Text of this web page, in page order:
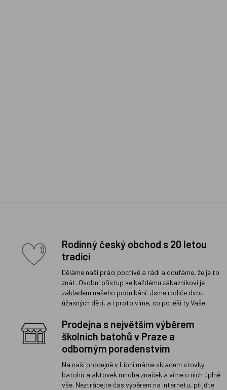
Rodinný český obchod s 20 letou
tradicí
Děláme naši práci poctivě a rádi a doufáme, že je to
znát. Osobní přístup ke každému zákazníkovi je
základem našeho podnikání. Jsme rodiče dvou
úžasných dětí, a i proto víme, co potěší ty Vaše.
Prodejna s největším výběrem
školních batohů v Praze a
odborným poradenstvím
Na naší prodejně v Libni máme skladem stovky
batohů a aktovek mnoha značek a víme o nich úplně
vše. Neztrácejte čas výběrem na internetu, přijďte